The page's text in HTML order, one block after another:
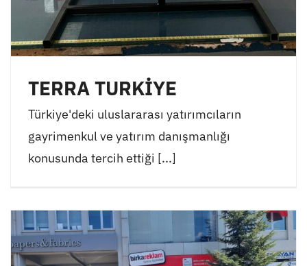
TERRA TURKİYE
Türkiye'deki uluslararası yatırımcıların
gayrimenkul ve yatırım danışmanlığı
konusunda tercih ettiği [...]